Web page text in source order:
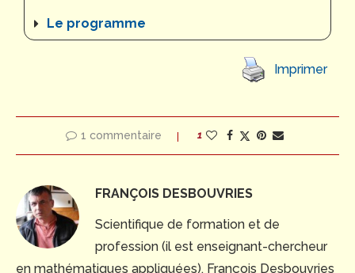
Le programme
Imprimer
1 commentaire 1
FRANÇOIS DESBOUVRIES
Scientifique de formation et de
profession (il est enseignant-chercheur
en mathématiques appliquées), François Desbouvries